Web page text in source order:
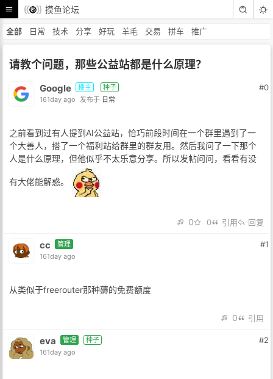
摸鱼论坛
全部 日常 技术 分享 好玩 羊毛 交易 拼车 推广
请教个问题，那些公益站都是什么原理？
Google 楼主
种子
161day ago
发布于 日常
#0
之前看到过有人提到AI公益站，恰巧前段时间在一个群里遇到了一
个大善人，搭了一个福利站给群里的群友用。然后我问了一下那个
人是什么原理，但他似乎不太乐意分享。所以发帖问问，看看有没
有大佬能解惑。
0 0 引用 回复
cc
管理
161day ago
#1
从类似于freerouter那种薅的免费额度
0 引用
eva 管理
种子
161day ago
#2